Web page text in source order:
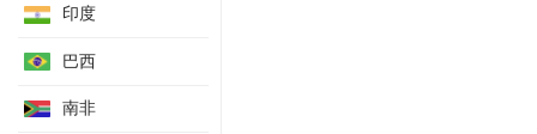
印度
巴西
南非